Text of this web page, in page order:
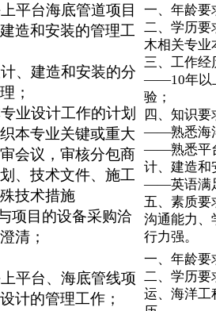
平台海底管道项目
造和安装的管理工
、建造和安装的分
；
业设计工作的计划
本专业关键或重大
会议，审核分包商
、技术文件、施工
技术措施
项目的设备采购洽
清；
一、年龄要
二、学历要
木相关专业
三、工作经
——10年以
验；
四、知识要
——熟悉海
——熟悉平
计、建造和
——英语满
五、素质要
沟通能力、
行力强。
平台、海底管线项
计的管理工作；
一、年龄要
二、学历要
运、海洋工